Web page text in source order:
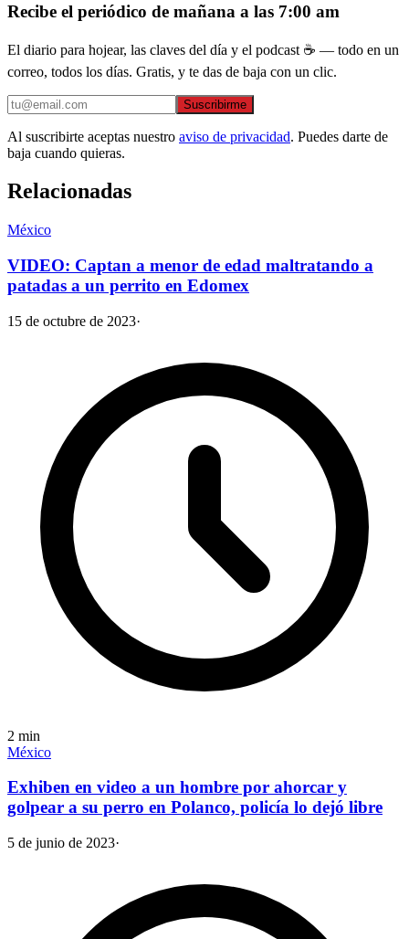
Recibe el periódico de mañana a las 7:00 am
El diario para hojear, las claves del día y el podcast ☕ — todo en un
correo, todos los días. Gratis, y te das de baja con un clic.
Suscribirme
Al suscribirte aceptas nuestro aviso de privacidad. Puedes darte de
baja cuando quieras.
Relacionadas
México
VIDEO: Captan a menor de edad maltratando a
patadas a un perrito en Edomex
15 de octubre de 2023·
2 min
México
Exhiben en video a un hombre por ahorcar y
golpear a su perro en Polanco, policía lo dejó libre
5 de junio de 2023·